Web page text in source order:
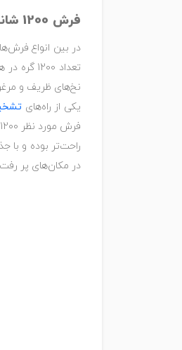
فرش 1200 شانه را بیشتر بشناسید
در بین انواع
نخ‌های ظریف و
یکی از راه‌های تشخیص
راحت‌تر بوده و با
در مکان‌های پر